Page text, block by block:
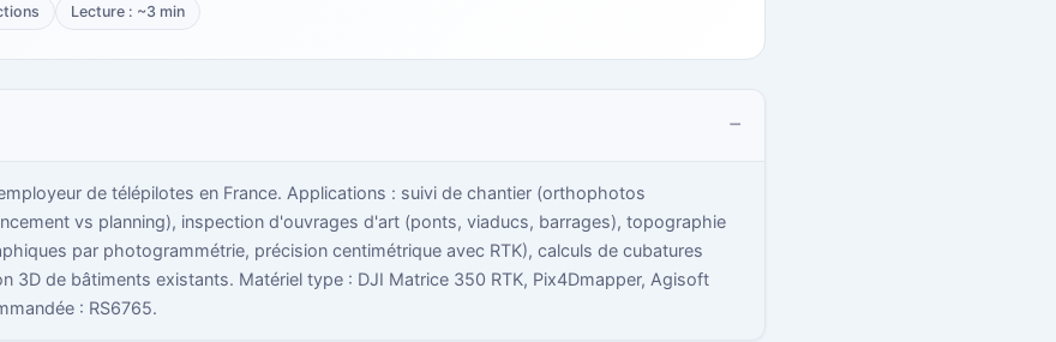
Lecture : ~3 min
de télépilotes en France. Applications : suivi de chantier (orthophotos
vs planning), inspection d'ouvrages d'art (ponts, viaducs, barrages), topographie
par photogrammétrie, précision centimétrique avec RTK), calculs de cubatures
3D de bâtiments existants. Matériel type : DJI Matrice 350 RTK, Pix4Dmapper, Agisoft
: RS6765.